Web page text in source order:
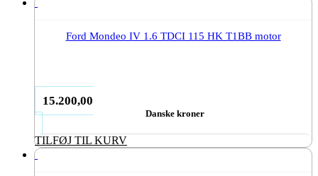
Ford Mondeo IV 1.6 TDCI 115 HK T1BB motor
15.200,00
Danske kroner
TILFØJ TIL KURV